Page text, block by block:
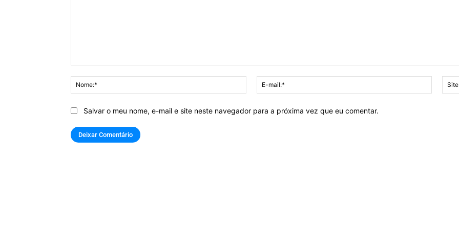
Nome:*
mail:*
Salvar o meu nome, e-mail e site neste navegador para a próxima vez que eu comentar.